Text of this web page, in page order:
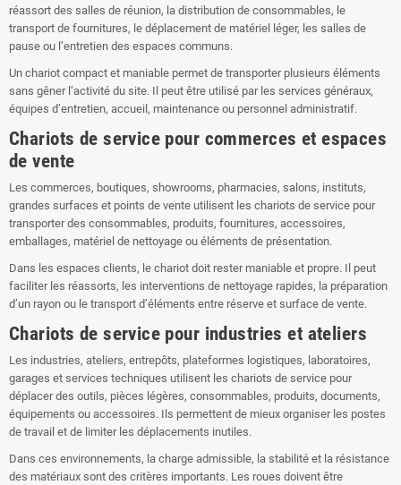
réassort des salles de réunion, la distribution de consommables, le
transport de fournitures, le déplacement de matériel léger, les salles de
pause ou l’entretien des espaces communs.
Un chariot compact et maniable permet de transporter plusieurs éléments
sans gêner l’activité du site. Il peut être utilisé par les services généraux,
équipes d’entretien, accueil, maintenance ou personnel administratif.
Chariots de service pour commerces et espaces
de vente
Les commerces, boutiques, showrooms, pharmacies, salons, instituts,
grandes surfaces et points de vente utilisent les chariots de service pour
transporter des consommables, produits, fournitures, accessoires,
emballages, matériel de nettoyage ou éléments de présentation.
Dans les espaces clients, le chariot doit rester maniable et propre. Il peut
faciliter les réassorts, les interventions de nettoyage rapides, la préparation
d’un rayon ou le transport d’éléments entre réserve et surface de vente.
Chariots de service pour industries et ateliers
Les industries, ateliers, entrepôts, plateformes logistiques, laboratoires,
garages et services techniques utilisent les chariots de service pour
déplacer des outils, pièces légères, consommables, produits, documents,
équipements ou accessoires. Ils permettent de mieux organiser les postes
de travail et de limiter les déplacements inutiles.
Dans ces environnements, la charge admissible, la stabilité et la résistance
des matériaux sont des critères importants. Les roues doivent être